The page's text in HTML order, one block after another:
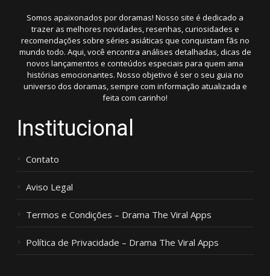
Somos apaixonados por doramas! Nosso site é dedicado a
trazer as melhores novidades, resenhas, curiosidades e
recomendações sobre séries asiáticas que conquistam fãs no
mundo todo. Aqui, você encontra análises detalhadas, dicas de
novos lançamentos e conteúdos especiais para quem ama
histórias emocionantes. Nosso objetivo é ser o seu guia no
universo dos doramas, sempre com informação atualizada e
feita com carinho!
Institucional
Contato
Aviso Legal
Termos e Condições – Drama The Viral Apps
Política de Privacidade – Drama The Viral Apps